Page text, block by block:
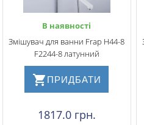
В наявності
Змішувач для ванни Frap H44-8
F2244-8 латунний
ПРИДБАТИ
1817.0 грн.